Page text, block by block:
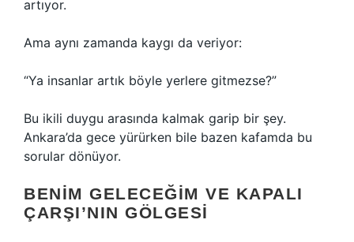
artıyor.
Ama aynı zamanda kaygı da veriyor:
“Ya insanlar artık böyle yerlere gitmezse?”
Bu ikili duygu arasında kalmak garip bir şey.
Ankara’da gece yürürken bile bazen kafamda bu
sorular dönüyor.
BENIM GELECEĞIM VE KAPALI
ÇARŞI’NIN GÖLGESI